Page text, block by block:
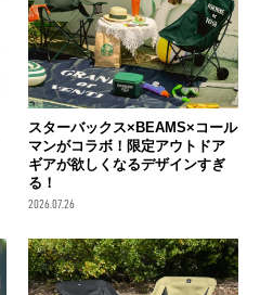
スターバックス×BEAMS×コール
マンがコラボ！限定アウトドア
ギアが欲しくなるデザインすぎ
る！
2026.07.26